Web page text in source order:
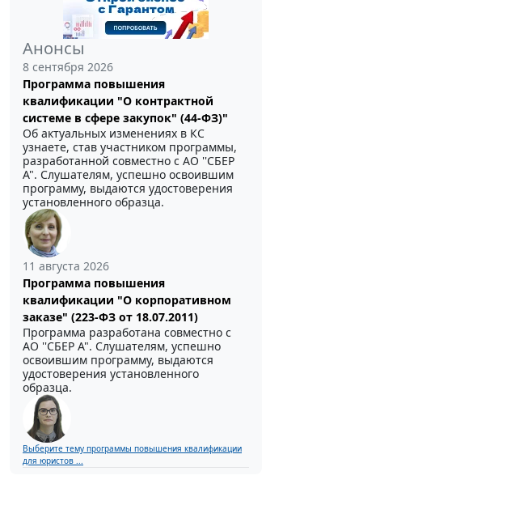
Анонсы
8 сентября 2026
Программа повышения
квалификации "О контрактной
системе в сфере закупок" (44-ФЗ)"
Об актуальных изменениях в КС
узнаете, став участником программы,
разработанной совместно с АО ''СБЕР
А". Слушателям, успешно освоившим
программу, выдаются удостоверения
установленного образца.
11 августа 2026
Программа повышения
квалификации "О корпоративном
заказе" (223-ФЗ от 18.07.2011)
Программа разработана совместно с
АО ''СБЕР А". Слушателям, успешно
освоившим программу, выдаются
удостоверения установленного
образца.
Выберите тему программы повышения квалификации
для юристов ...